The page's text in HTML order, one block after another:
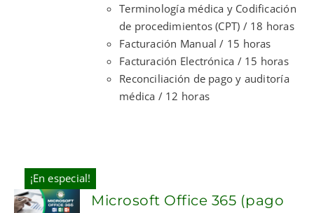
Terminología médica y Codificación
de procedimientos (CPT) / 18 horas
Facturación Manual / 15 horas
Facturación Electrónica / 15 horas
Reconciliación de pago y auditoría
médica / 12 horas
¡En especial!
BUY
Microsoft Office 365 (pago